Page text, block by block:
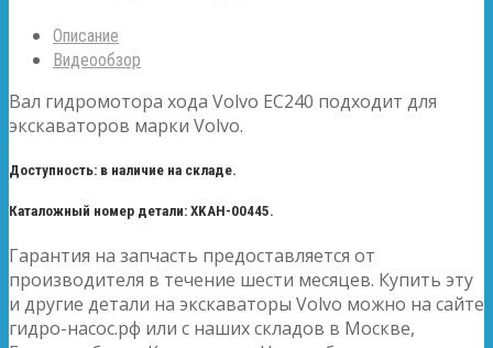
Описание
Видеообзор
Вал гидромотора хода Volvo EC240 подходит для
экскаваторов марки Volvo.
Доступность: в наличие на складе.
Каталожный номер детали: XKAH-00445.
Гарантия на запчасть предоставляется от
производителя в течение шести месяцев. Купить эту
и другие детали на экскаваторы Volvo можно на сайте
гидро-насос.рф или с наших складов в Москве,